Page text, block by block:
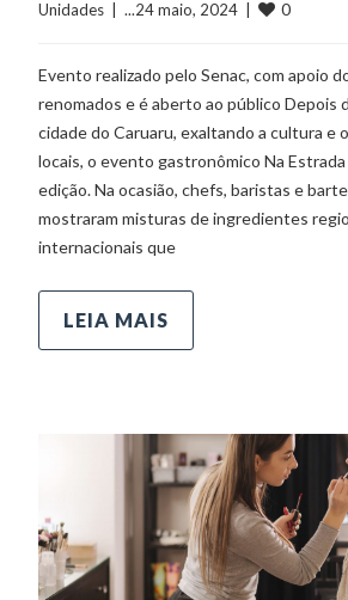
Unidades
  |  ...24 maio, 2024  |
0
Evento realizado pelo Senac, com apoio
renomados e é aberto ao público Depois
cidade do Caruaru, exaltando a cultura e
locais, o evento gastronômico Na
edição. Na ocasião, chefs, baristas e
mostraram misturas de ingredientes
internacionais que
LEIA MAIS